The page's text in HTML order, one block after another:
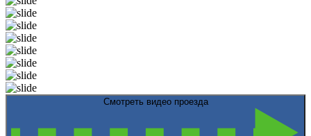
Смотреть видео проезда